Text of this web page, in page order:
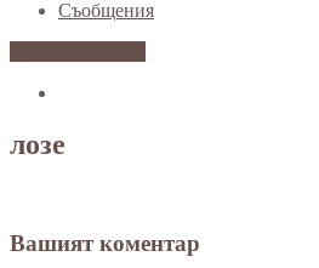
Съобщения
лозе
Вашият коментар